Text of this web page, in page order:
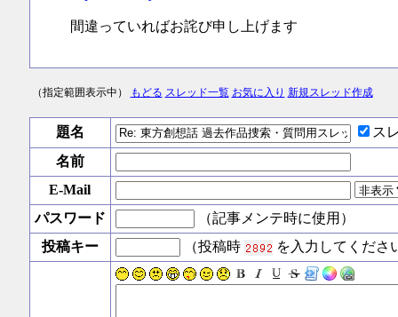
間違っていればお詫び申し上げます
（指定範囲表示中） もどる スレッド一覧 お気に入り 新規スレッド作成
題名
ス
名前
E-Mail
パスワード
（記事メンテ時に使用）
投稿キー
（投稿時 を入力してくださ